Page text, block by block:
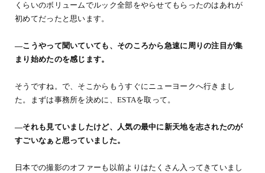
くらいのボリュームでルック全部をやらせてもらったのはあれが
初めてだったと思います。
―こうやって聞いていても、そのころから急速に周りの注目が集
まり始めたのを感じます。
そうですね。で、そこからもうすぐにニューヨークへ行きまし
た。まずは事務所を決めに、ESTAを取って。
―それも見ていましたけど、人気の最中に新天地を志されたのが
すごいなぁと思っていました。
日本での撮影のオファーも以前よりはたくさん入ってきていまし